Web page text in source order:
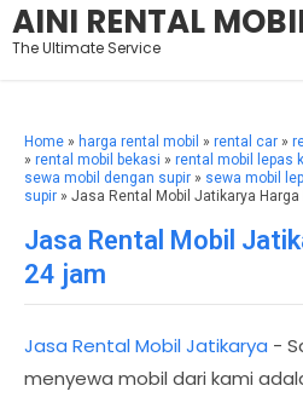
AINI RENTAL
The Ultimate Service
Home » harga rental mobil » rental car »
» rental mobil bekasi » rental mobil lepas
sewa mobil dengan supir » sewa mobil
supir » Jasa Rental Mobil Jatikarya
Jasa Rental Mobil
24 jam
Jasa Rental Mobil Jatikarya -
menyewa mobil dari kami